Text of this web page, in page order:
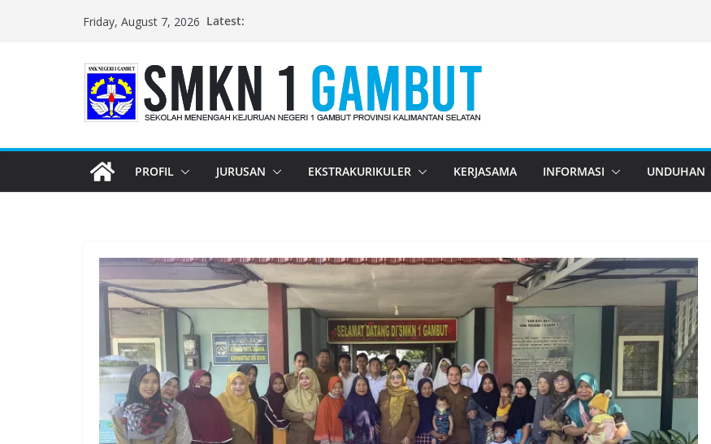
Friday, August 7, 2026 Latest:
PROFIL JURUSAN EKSTRAKURIKULER KERJASAMA INFORMASI UNDUHAN